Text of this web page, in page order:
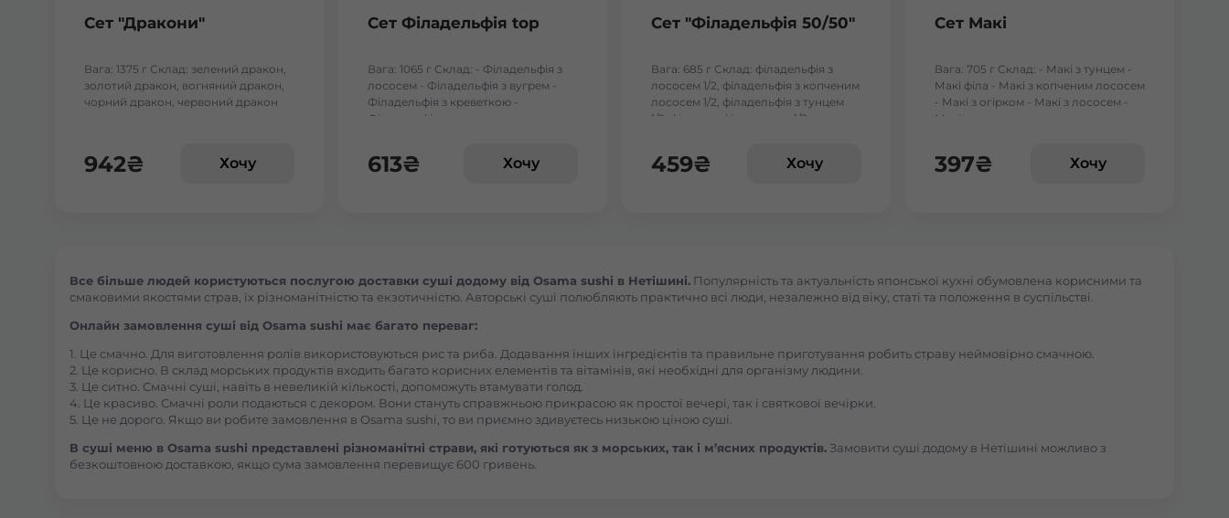
Вараш
Васильків Ринок 1Травня
Вінницькі Хутори Чехова
Вінниця Вишенька Порика
Вінниця Замостянський Янгеля
Вінниця Корея Лесі Українки
Сет "Дракони"
Вага: 1375 г Склад: зелений дракон,
золотий дракон, вогняний дракон,
чорний дракон, червоний дракон
942₴ Хочу
Сет Філадельфія top
Вага: 1065 г Склад: - Філадельфія з
лососем - Філадельфія з вугрем -
Філадельфія з креветкою -
Філадельфія сезам
613₴ Хочу
Сет "Філадельфія 50/50"
Вага: 685 г Склад: філадельфія з
лососем 1/2, філадельфія з копченим
лососем 1/2, філадельфія з тунцем
1/2, філадельфія з вугрем 1/2,
459₴ Хочу
Сет Макі
Вага: 705 г Склад: - Макі з тунцем -
Макі філа - Макі з копченим лососем
- Макі з огірком - Макі з лососем -
Макі з манго
397₴ Хочу
Все більше людей користуються послугою доставки суші додому від Osama sushi в Нетішині. Популярність та актуальність японської кухні обумовлена корисними та
смаковими якостями страв, їх різноманітністю та екзотичністю. Авторські суші полюбляють практично всі люди, незалежно від віку, статі та положення в суспільстві.
Онлайн замовлення суші від Osama sushi має багато переваг:
1. Це смачно. Для виготовлення ролів використовуються рис та риба. Додавання інших інгредієнтів та правильне приготування робить страву неймовірно смачною.
2. Це корисно. В склад морських продуктів входить багато корисних елементів та вітамінів, які необхідні для організму людини.
3. Це ситно. Смачні суші, навіть в невеликій кількості, допоможуть втамувати голод.
4. Це красиво. Смачні роли подаються с декором. Вони стануть справжньою прикрасою як простої вечері, так і святкової вечірки.
5. Це не дорого. Якщо ви робите замовлення в Osama sushi, то ви приємно здивуєтесь низькою ціною суші.
В суші меню в Osama sushi представлені різноманітні страви, які готуються як з морських, так і м’ясних продуктів. Замовити суші додому в Нетішині можливо з
безкоштовною доставкою, якщо сума замовлення перевищує 600 гривень.